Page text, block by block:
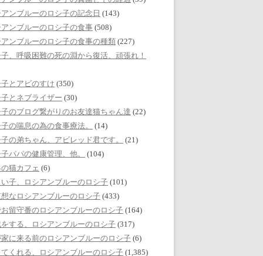
ンブルーのロシ子の記念日 (143)
ンブルーのロシ子の食事 (508)
ンブルーのロシ子の食事の種類 (227)
、呼吸困難の死の淵から復活、頑張れ！
とアビのすけ (350)
とネブライザー (30)
のブログ繋がりのお友達猫ちゃん達 (22)
の喘息の為の食事療法。
(14)
の弟ちゃん、アビレッド君です。
(21)
パパの健康管理、他。
(104)
猫カフェ (6)
子、ロシアンブルーのロシ子 (101)
なロシアンブルーのロシ子 (433)
留守番のロシアンブルーのロシ子 (164)
する、ロシアンブルーのロシ子 (317)
に来る前のロシアンブルーのロシ子 (6)
くれる、ロシアンブルーのロシ子 (1,385)